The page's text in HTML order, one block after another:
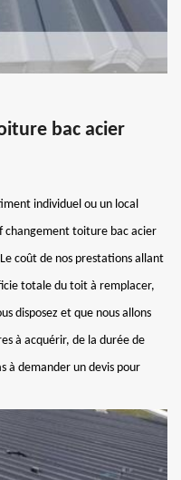
bac acier
individuel ou un local
changement toiture bac acier
coût de nos prestations allant
totale du toit à remplacer,
disposez et que nous allons
à acquérir, de la durée de
à demander un devis pour